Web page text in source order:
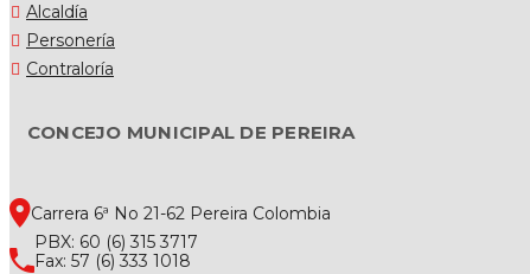
Alcaldía
Personería
Contraloría
CONCEJO MUNICIPAL DE PEREIRA
Carrera 6ª No 21-62 Pereira Colombia
PBX: 60 (6) 315 3717
Fax: 57 (6) 333 1018